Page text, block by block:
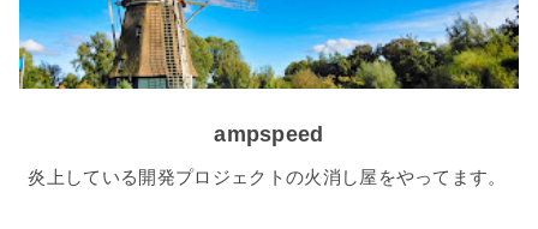
ampspeed
炎上している開発プロジェクトの火消し屋をやってます。